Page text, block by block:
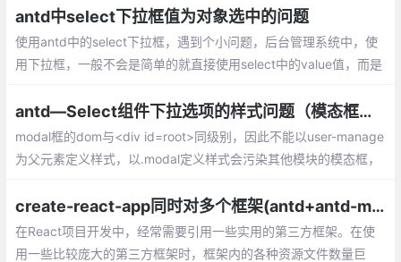
verrides.js,修改npm script即可， 一切正常
antd中select下拉框值为对象选中的问题
使用antd中的select下拉框，遇到个小问题，后台管理系统中，使
用下拉框，一般不会是简单的就直接使用select中的value值，而是
lue值也是可能重复的
antd—Select组件下拉选项的样式问题（模态框类似）
modal框的dom与<div id=root>同级别，因此不能以user-manage
为父元素定义样式，以.modal定义样式会污染其他模块的模态框，
create-react-app同时对多个框架(antd+antd-mobile)做按需加载的方法
在React项目开发中，经常需要引用一些实用的第三方框架。在使
用一些比较庞大的第三方框架时，框架内的各种资源文件数量巨